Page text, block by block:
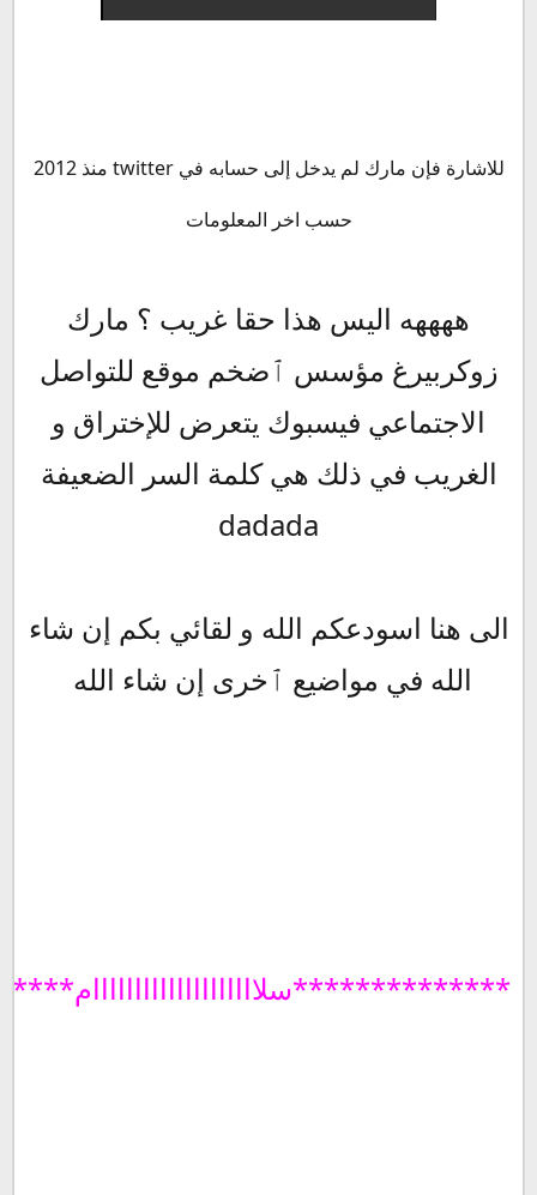
للاشارة فإن مارك لم يدخل إلى حسابه في twitter منذ 2012
حسب اخر المعلومات
ههههه اليس هذا حقا غريب ؟ مارك
زوكربيرغ مؤسس ٱضخم موقع للتواصل
الاجتماعي فيسبوك يتعرض للإختراق و
الغريب في ذلك هي كلمة السر الضعيفة
dadada
الى هنا اسودعكم الله و لقائي بكم إن شاء
الله في مواضيع ٱخرى إن شاء الله